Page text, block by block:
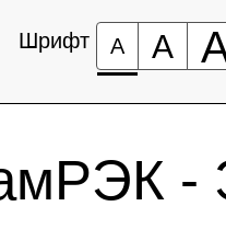
Шрифт А А
-